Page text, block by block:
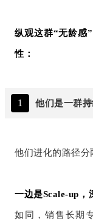
纵观这群“无龄感
性：
1 他们是一群
他们进化的路径分
一边是Scale-up，
如同，销售长期